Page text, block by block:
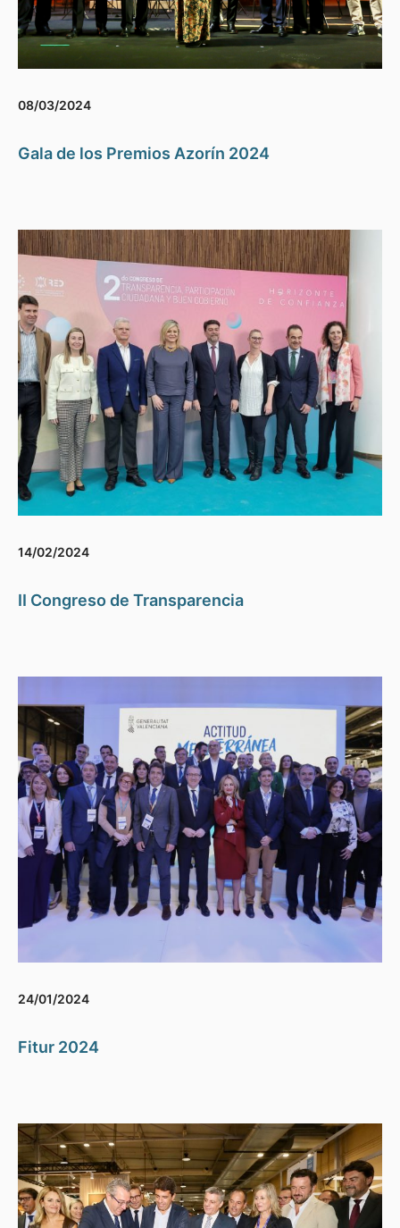
08/03/2024
Gala de los Premios Azorín 2024
14/02/2024
II Congreso de Transparencia
24/01/2024
Fitur 2024